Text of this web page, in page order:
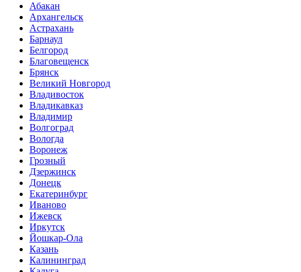
Абакан
Архангельск
Астрахань
Барнаул
Белгород
Благовещенск
Брянск
Великий Новгород
Владивосток
Владикавказ
Владимир
Волгоград
Вологда
Воронеж
Грозный
Дзержинск
Донецк
Екатеринбург
Иваново
Ижевск
Иркутск
Йошкар-Ола
Казань
Калининград